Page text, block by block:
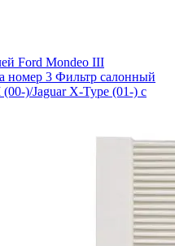
Ford Mondeo III
номер 3 Фильтр салонный
)/Jaguar X-Type (01-) с